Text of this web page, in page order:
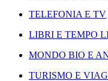
TELEFONIA E TV
LIBRI E TEMPO
MONDO BIO E
TURISMO E